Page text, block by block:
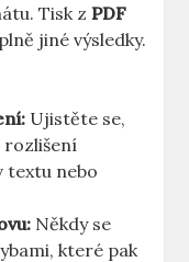
Tisk zPDF
jiné výsledky.
Ujistěte se,
rozlišení
textu nebo
Někdy se
které pak